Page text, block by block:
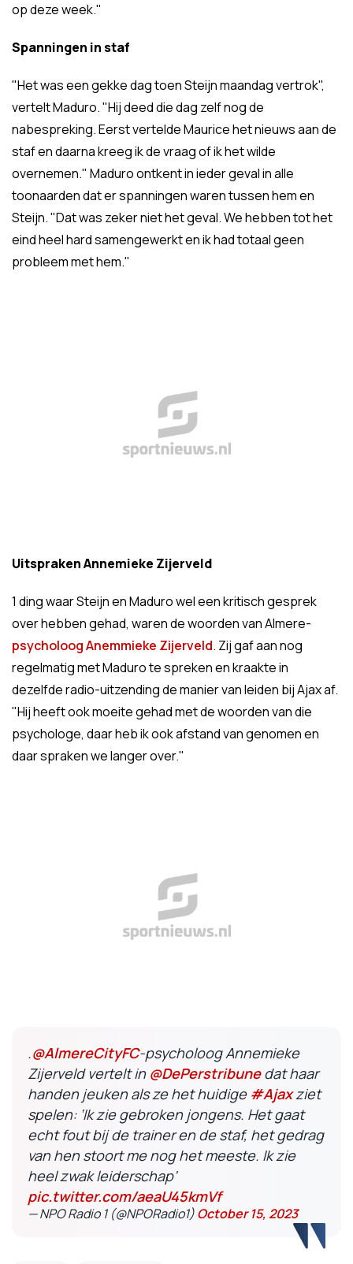
op deze week."
Spanningen in staf
"Het was een gekke dag toen Steijn maandag vertrok",
vertelt Maduro. "Hij deed die dag zelf nog de
nabespreking. Eerst vertelde Maurice het nieuws aan de
staf en daarna kreeg ik de vraag of ik het wilde
overnemen." Maduro ontkent in ieder geval in alle
toonaarden dat er spanningen waren tussen hem en
Steijn. "Dat was zeker niet het geval. We hebben tot het
eind heel hard samengewerkt en ik had totaal geen
probleem met hem."
Uitspraken Annemieke Zijerveld
1 ding waar Steijn en Maduro wel een kritisch gesprek
over hebben gehad, waren de woorden van Almere-
psycholoog Anemmieke Zijerveld. Zij gaf aan nog
regelmatig met Maduro te spreken en kraakte in
dezelfde radio-uitzending de manier van leiden bij Ajax af.
"Hij heeft ook moeite gehad met de woorden van die
psychologe, daar heb ik ook afstand van genomen en
daar spraken we langer over."
.@AlmereCityFC-psycholoog Annemieke
Zijerveld vertelt in @DePerstribunedat haar
handen jeuken als ze het huidige #Ajaxziet
spelen: ‘Ik zie gebroken jongens. Het gaat
echt fout bij de trainer en de staf, het gedrag
van hen stoort me nog het meeste. Ik zie
heel zwak leiderschap’
pic.twitter.com/aeaU45kmVf
— NPO Radio 1 (@NPORadio1)October 15, 2023